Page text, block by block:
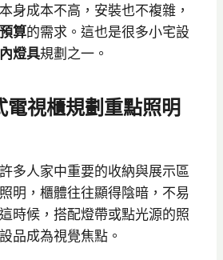
身成本不高，安裝也不複雜，
算的需求。這也是很多小宅設
燈具規劃之一。
電視櫃規劃重點照明
多人家中重要的收納與展示區
明，櫃體往往顯得陰暗，不易
時候，搭配燈帶或點光源的照
品成為視覺焦點。